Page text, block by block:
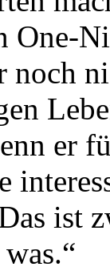
One-
noch
er
ist